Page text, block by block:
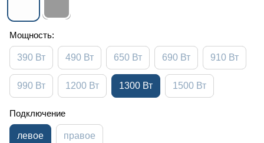
Мощность:
390 Вт 490 Вт 650 Вт 690 Вт 910 Вт
990 Вт 1200 Вт 1300 Вт 1500 Вт
Подключение
левое правое